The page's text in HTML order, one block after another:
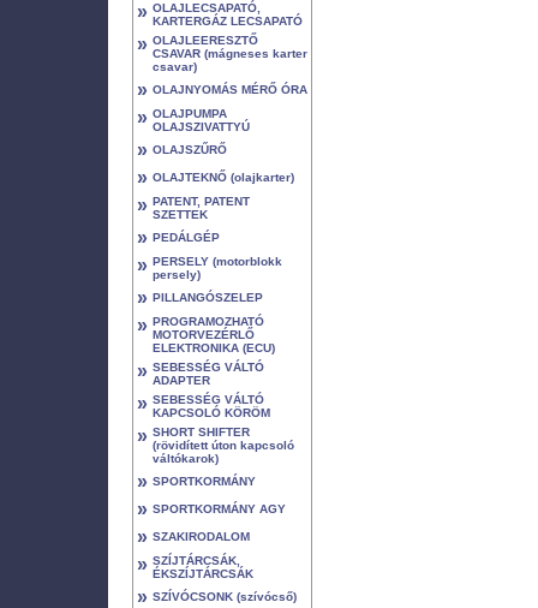
» OLAJLECSAPATÓ,
KARTERGÁZ LECSAPATÓ
» OLAJLEERESZTŐ
CSAVAR (mágneses karter
csavar)
» OLAJNYOMÁS MÉRŐ ÓRA
» OLAJPUMPA
OLAJSZIVATTYÚ
» OLAJSZŰRŐ
» OLAJTEKNŐ (olajkarter)
» PATENT, PATENT
SZETTEK
» PEDÁLGÉP
» PERSELY (motorblokk
persely)
» PILLANGÓSZELEP
» PROGRAMOZHATÓ
MOTORVEZÉRLŐ
ELEKTRONIKA (ECU)
» SEBESSÉG VÁLTÓ
ADAPTER
» SEBESSÉG VÁLTÓ
KAPCSOLÓ KÖRÖM
» SHORT SHIFTER
(rövidített úton kapcsoló
váltókarok)
» SPORTKORMÁNY
» SPORTKORMÁNY AGY
» SZAKIRODALOM
» SZÍJTÁRCSÁK,
ÉKSZÍJTÁRCSÁK
» SZÍVÓCSONK (szívócső)